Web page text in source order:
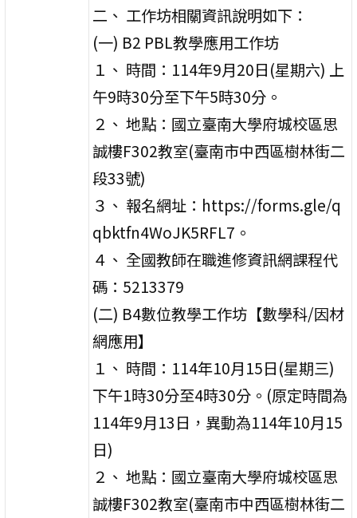
二、 工作坊相關資訊說明如下：
(一) B2 PBL教學應用工作坊
１、 時間：114年9月20日(星期六) 上
午9時30分至下午5時30分。
２、 地點：國立臺南大學府城校區思
誠樓F302教室(臺南市中西區樹林街二
段33號)
３、 報名網址：https://forms.gle/q
qbktfn4WoJK5RFL7。
４、 全國教師在職進修資訊網課程代
碼：5213379
(二) B4數位教學工作坊【數學科/因材
網應用】
１、 時間：114年10月15日(星期三)
下午1時30分至4時30分。(原定時間為
114年9月13日，異動為114年10月15
日)
２、 地點：國立臺南大學府城校區思
誠樓F302教室(臺南市中西區樹林街二